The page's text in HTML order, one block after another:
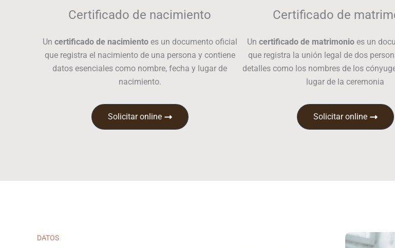
Certificado de nacimiento
Un certificado de nacimientoes un documento oficial
que registra el nacimiento de una persona y contiene
datos esenciales como nombre, fecha y lugar de
nacimiento.
Solicitar online
Certificado de
Un certificado de matrimonio es un
que registra la unión legal de dos
detalles como los nombres de los
lugar de la ceremonia
Solicitar online
DATOS